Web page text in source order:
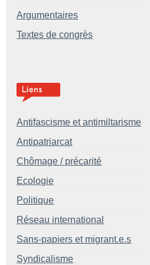
Argumentaires
Textes de congrès
Antifascisme et antimiltarisme
Antipatriarcat
Chômage / précarité
Ecologie
Politique
Réseau international
Sans-papiers et migrant.e.s
Syndicalisme